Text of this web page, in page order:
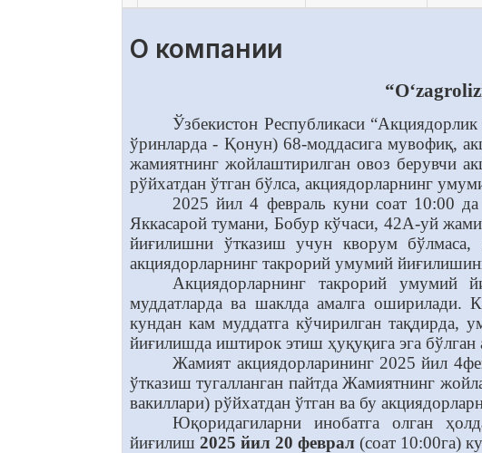
О компании
Ўзбекистон Республикаси
ўринларда - Қонун) 68-моддасига мувофиқ,
жамиятнинг жойлаштирилган овоз берувчи
рўйхатдан ўтган бўлса, акциядорларнинг
2025 йил 4 февраль куни соат 10:00
Яккасарой тумани, Бобур кўчаси, 42А-уй
йиғилишни ўтказиш учун кворум бўлмаса,
акциядорларнинг такрорий умумий
Акциядорларнинг такрорий умумий
муддатларда ва шаклда амалга оширилади.
кундан кам муддатга кўчирилган тақдирда,
йиғилишда иштирок этиш ҳуқуқига эга бўлган
Жамият акциядорларининг 2025 йил
ўтказиш тугалланган пайтда Жамиятнинг
вакиллари) рўйхатдан ўтган ва бу
Юқоридагиларни инобатга олган
йиғилиш 2025 йил 20 феврал (соат 10:00га)